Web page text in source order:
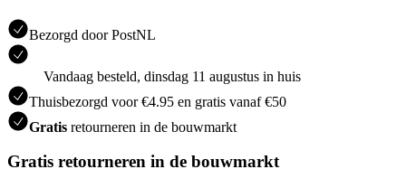
Bezorgd door PostNL
Vandaag besteld, dinsdag 11 augustus in huis
Thuisbezorgd voor €4.95 en gratis vanaf €50
Gratis retourneren in de bouwmarkt
Gratis retourneren in de bouwmarkt